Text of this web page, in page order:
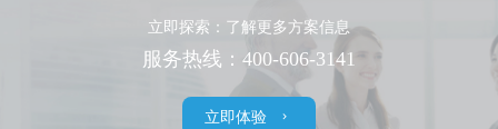
立即探索：了解更多方案信息
服务热线：400-606-3141
立即体验